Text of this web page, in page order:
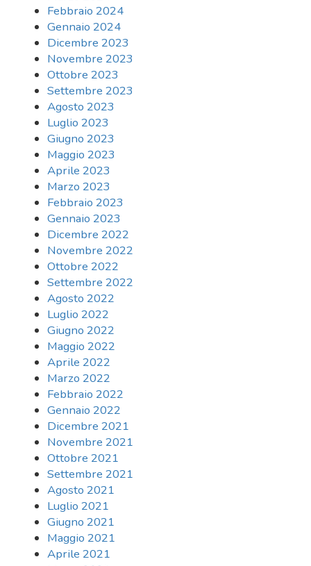
Febbraio 2024
Gennaio 2024
Dicembre 2023
Novembre 2023
Ottobre 2023
Settembre 2023
Agosto 2023
Luglio 2023
Giugno 2023
Maggio 2023
Aprile 2023
Marzo 2023
Febbraio 2023
Gennaio 2023
Dicembre 2022
Novembre 2022
Ottobre 2022
Settembre 2022
Agosto 2022
Luglio 2022
Giugno 2022
Maggio 2022
Aprile 2022
Marzo 2022
Febbraio 2022
Gennaio 2022
Dicembre 2021
Novembre 2021
Ottobre 2021
Settembre 2021
Agosto 2021
Luglio 2021
Giugno 2021
Maggio 2021
Aprile 2021